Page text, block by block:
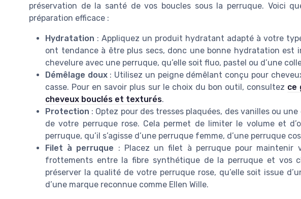
préservation de la santé de vos boucles sous la perruque. Voici
préparation efficace :
Hydratation : Appliquez un produit hydratant adapté à votre
ont tendance à être plus secs, donc une bonne hydratation est
chevelure avec une perruque, qu’elle soit fluo, pastel ou d’une
Démêlage doux: Utilisez un peigne démêlant conçu pour
casse. Pour en savoir plus sur le choix du bon outil, consultez ce
cheveux bouclés et texturés.
Protection : Optez pour des tresses plaquées, des vanilles ou
de votre perruque rose. Cela permet de limiter le volume et
perruque, qu’il s’agisse d’une perruque femme, d’une perruque
Filet à perruque : Placez un filet à perruque pour maintenir
frottements entre la fibre synthétique de la perruque et vos
préserver la qualité de votre perruque rose, qu’elle soit issue
d’une marque reconnue comme Ellen Wille.